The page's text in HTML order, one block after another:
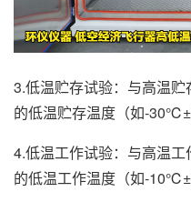
3.低温贮存试验：与高温
的低温贮存温度（如-
4.低温工作试验：与高温
的低温工作温度（如-